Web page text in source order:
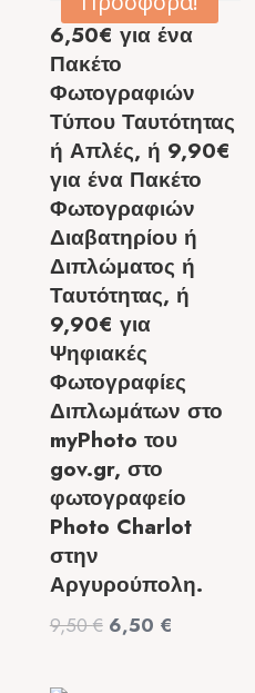
6,50€ για ένα
Πακέτο
Φωτογραφιών
Τύπου Ταυτότητας
ή Απλές, ή 9,90€
για ένα Πακέτο
Φωτογραφιών
Διαβατηρίου ή
Διπλώματος ή
Ταυτότητας, ή
9,90€ για
Ψηφιακές
Φωτογραφίες
Διπλωμάτων στο
myPhoto του
gov.gr, στο
φωτογραφείο
Photo Charlot
στην
Αργυρούπολη.
9,50€ Original
6,50 €